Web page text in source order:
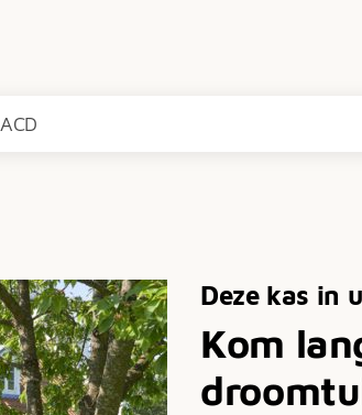
ACD
Deze kas in
Kom